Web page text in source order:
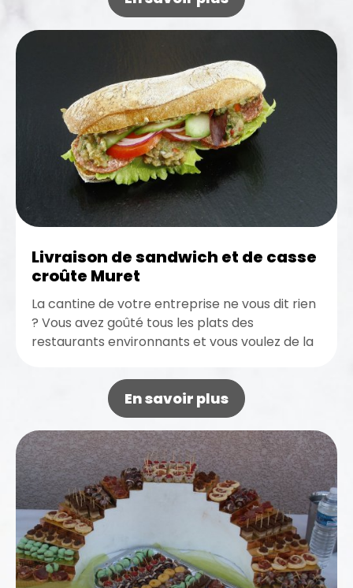
Livraison de sandwich et de casse
croûte Muret
La cantine de votre entreprise ne vous dit rien
? Vous avez goûté tous les plats des
restaurants environnants et vous voulez de la
En savoir plus